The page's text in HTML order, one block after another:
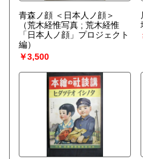
青森ノ顔 ＜日本人ノ顔＞
（荒木経惟写真 ; 荒木経惟
「日本人ノ顔」プロジェクト
編）
￥3,500